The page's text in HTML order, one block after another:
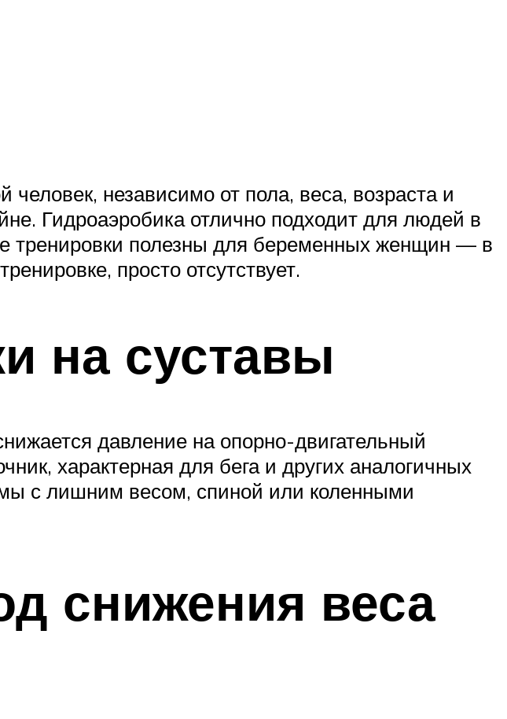
независимо от пола, веса, возраста и
Гидроаэробика отлично подходит для людей в
тренировки полезны для беременных женщин — в
просто отсутствует.
на суставы
давление на опорно-двигательный
характерная для бега и других аналогичных
с лишним весом, спиной или коленными
снижения веса